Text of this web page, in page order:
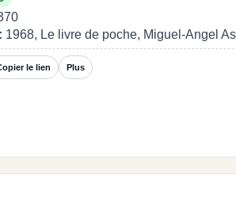
1968, Le livre de poche, Miguel-Angel
le lien Plus